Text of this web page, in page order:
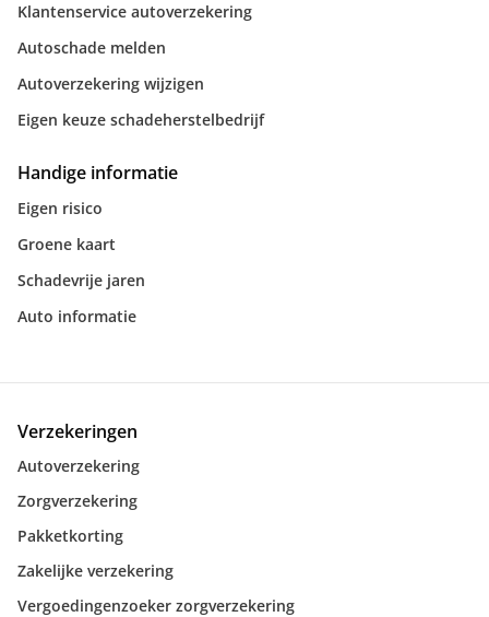
Klantenservice autoverzekering
Autoschade melden
Autoverzekering wijzigen
Eigen keuze schadeherstelbedrijf
Handige informatie
Eigen risico
Groene kaart
Schadevrije jaren
Auto informatie
Verzekeringen
Autoverzekering
Zorgverzekering
Pakketkorting
Zakelijke verzekering
Vergoedingenzoeker zorgverzekering